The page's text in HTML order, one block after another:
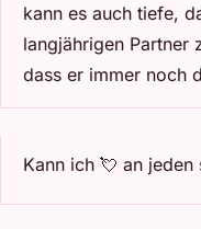
kann es auch tiefe,
langjährigen Partner
dass er immer noch
Kann ich 💘 an jeden